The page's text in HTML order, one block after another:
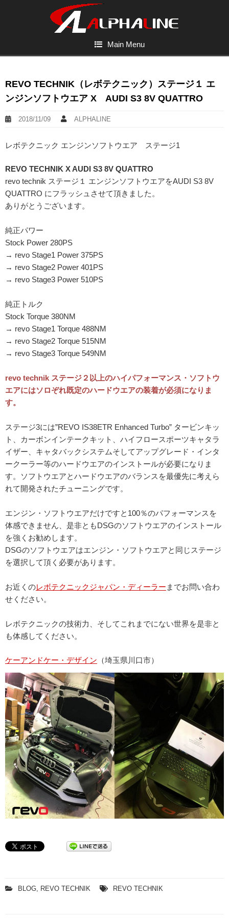
Main Menu
REVO TECHNIK（レボテクニック）ステージ１ エ
ンジンソフトウエア X AUDI S3 8V QUATTRO
2018/11/09 ALPHALINE
レボテクニック エンジンソフトウエア ステージ1
REVO TECHNIK X AUDI S3 8V QUATTRO
revo technik ステージ１ エンジンソフトウエアをAUDI S3 8V
QUATTRO にフラッシュさせて頂きました。
ありがとうございます。
純正パワー
Stock Power 280PS
→ revo Stage1 Power 375PS
→ revo Stage2 Power 401PS
→ revo Stage3 Power 510PS
純正トルク
Stock Torque 380NM
→ revo Stage1 Torque 488NM
→ revo Stage2 Torque 515NM
→ revo Stage3 Torque 549NM
revo technik ステージ２以上のハイパフォーマンス・ソフトウ
エアにはソロぞれ既定のハードウエアの装着が必須になりま
す。
ステージ3には”REVO IS38ETR Enhanced Turbo” タービンキッ
ト、カーボンインテークキット、ハイフロースポーツキャタラ
イザー、キャタバックシステムそしてアップグレード・インタ
ークーラー等のハードウエアのインストールが必要になりま
す。ソフトウエアとハードウエアのバランスを最優先に考えら
れて開発されたチューニングです。
エンジン・ソフトウエアだけですと100％のパフォーマンスを
体感できません、是非ともDSGのソフトウエアのインストール
を強くお勧めします。
DSGのソフトウエアはエンジン・ソフトウエアと同じステージ
を選択して頂く必要があります。
お近くのレボテクニックジャパン・ディーラー までお問い合わ
せください。
レボテクニックの技術力、そしてこれまでにない世界を是非と
も体感してください。
ケーアンドケー・デザイン （埼玉県川口市）
BLOG, REVO TECHNIK REVO TECHNIK